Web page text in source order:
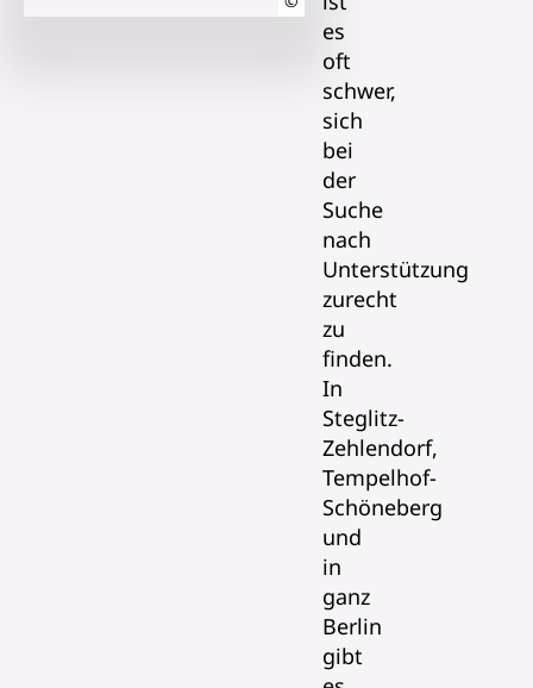
es
oft
schwer,
sich
bei
der
Suche
nach
Unterstützung
zurecht
zu
finden.
In
Steglitz-
Zehlendorf,
Tempelhof-
Schöneberg
und
in
ganz
Berlin
gibt